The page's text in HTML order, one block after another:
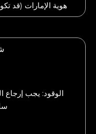
هوية الإمارات (قد
الوقود: يجب إرجاع